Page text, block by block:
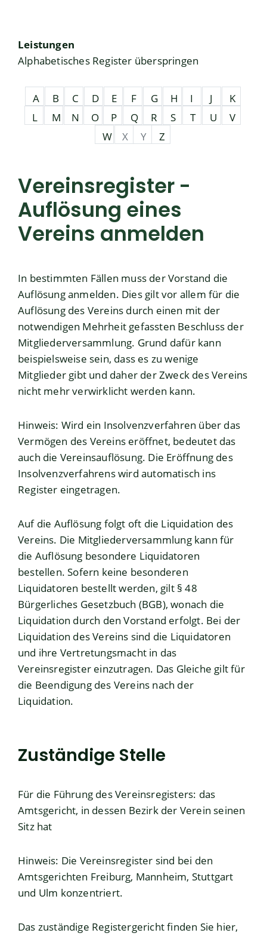
Leistungen
Alphabetisches Register überspringen
A B C D E F G H I J
K
L
M N O P Q R S T U
V
W
X Y Z
Vereinsregister -
Auflösung eines
Vereins anmelden
In bestimmten Fällen muss der Vorstand die
Auflösung anmelden. Dies gilt vor allem für die
Auflösung des Vereins durch einen mit der
notwendigen Mehrheit gefassten Beschluss der
Mitgliederversammlung. Grund dafür kann
beispielsweise sein, dass es zu wenige
Mitglieder gibt und daher der Zweck des Vereins
nicht mehr verwirklicht werden kann.
Hinweis: Wird ein Insolvenzverfahren über das
Vermögen des Vereins eröffnet, bedeutet das
auch die Vereinsauflösung. Die Eröffnung des
Insolvenzverfahrens wird automatisch ins
Register eingetragen.
Auf die Auflösung folgt oft die Liquidation des
Vereins. Die Mitgliederversammlung kann für
die Auflösung besondere Liquidatoren
bestellen. Sofern keine besonderen
Liquidatoren bestellt werden, gilt § 48
Bürgerliches Gesetzbuch (BGB), wonach die
Liquidation durch den Vorstand erfolgt. Bei der
Liquidation des Vereins sind die Liquidatoren
und ihre Vertretungsmacht in das
Vereinsregister einzutragen. Das Gleiche gilt für
die Beendigung des Vereins nach der
Liquidation.
Zuständige Stelle
Für die Führung des Vereinsregisters: das
Amtsgericht, in dessen Bezirk der Verein seinen
Sitz hat
Hinweis: Die Vereinsregister sind bei den
Amtsgerichten Freiburg, Mannheim, Stuttgart
und Ulm konzentriert.
Das zuständige Registergericht finden Sie hier,